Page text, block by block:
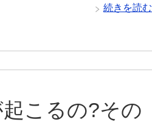
続きを読む
こるの?その